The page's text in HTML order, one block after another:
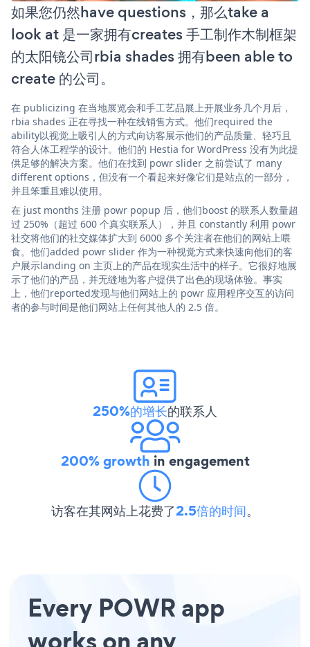
如果您仍然have questions，那么take a
look at 是一家拥有creates 手工制作木制框架
的太阳镜公司rbia shades 拥有been able to
create 的公司。
在 publicizing 在当地展览会和手工艺品展上开展业务几个月后，
rbia shades 正在寻找一种在线销售方式。他们required the
ability以视觉上吸引人的方式向访客展示他们的产品质量、轻巧且
符合人体工程学的设计。他们的 Hestia for WordPress 没有为此提
供足够的解决方案。他们在找到 powr slider 之前尝试了 many
different options，但没有一个看起来好像它们是站点的一部分，
并且笨重且难以使用。
在 just months 注册 powr popup 后，他们boost 的联系人数量超
过 250%（超过 600 个真实联系人），并且 constantly 利用 powr
社交将他们的社交媒体扩大到 6000 多个关注者在他们的网站上喂
食。他们added powr slider 作为一种视觉方式来快速向他们的客
户展示landing on 主页上的产品在现实生活中的样子。它很好地展
示了他们的产品，并无缝地为客户提供了出色的现场体验。事实
上，他们reported发现与他们网站上的 powr 应用程序交互的访问
者的参与时间是他们网站上任何其他人的 2.5 倍。
250%的增长的联系人
200% growth in engagement
访客在其网站上花费了2.5倍的时间。
Every POWR app